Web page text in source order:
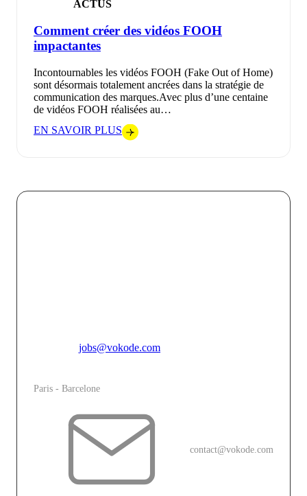
ACTUS
Comment créer des vidéos FOOH
impactantes
Incontournables les vidéos FOOH (Fake Out of Home)
sont désormais totalement ancrées dans la stratégie de
communication des marques.Avec plus d’une centaine
de vidéos FOOH réalisées au…
EN SAVOIR PLUS
jobs@vokode.com
Paris - Barcelone
contact@vokode.com